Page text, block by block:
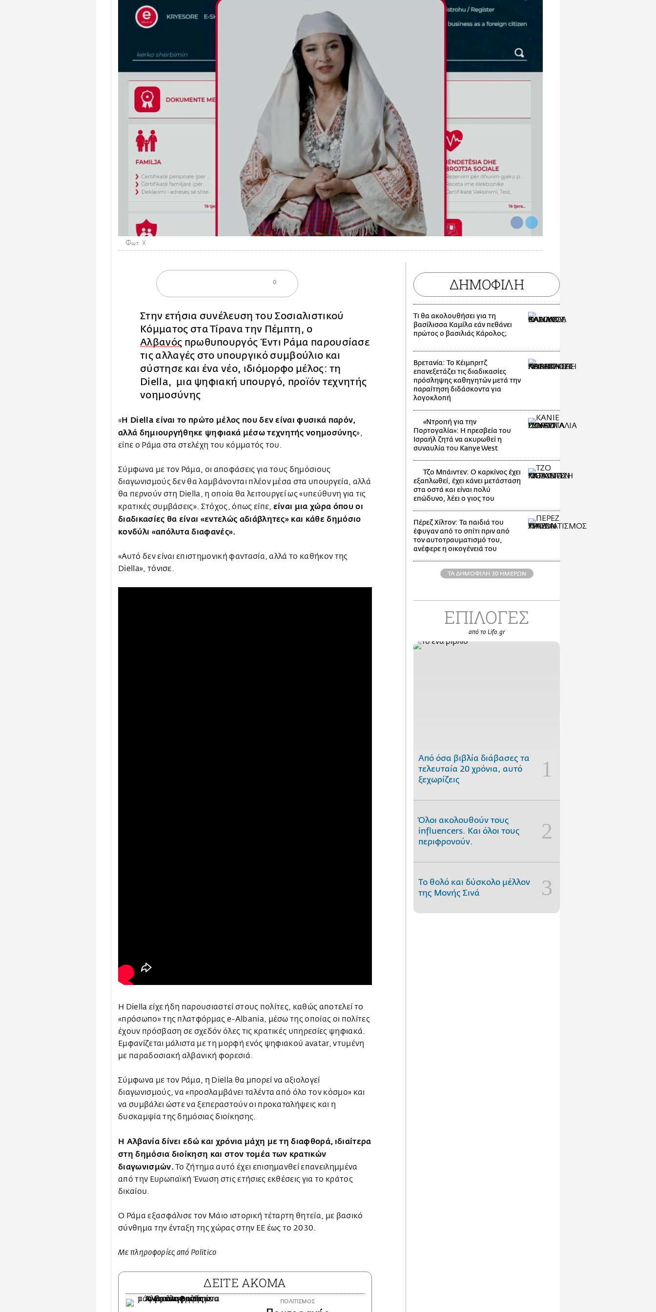
Φωτ: Χ
0
Στην ετήσια συνέλευση του Σοσιαλιστικού
Κόμματος στα Τίρανα την Πέμπτη, ο
Αλβανός πρωθυπουργός Έντι Ράμα παρουσίασε
τις αλλαγές στο υπουργικό συμβούλιο και
σύστησε και ένα νέο, ιδιόμορφο μέλος: τη
Diella, μια ψηφιακή υπουργό, προϊόν τεχνητής
νοημοσύνης
«Η Diella είναι το πρώτο μέλος που δεν είναι φυσικά παρόν,
αλλά δημιουργήθηκε ψηφιακά μέσω τεχνητής νοημοσύνης»,
είπε ο Ράμα στα στελέχη του κόμματός του.
Σύμφωνα με τον Ράμα, οι αποφάσεις για τους δημόσιους
διαγωνισμούς δεν θα λαμβάνονται πλέον μέσα στα υπουργεία, αλλά
θα περνούν στη Diella, η οποία θα λειτουργεί ως «υπεύθυνη για τις
κρατικές συμβάσεις». Στόχος, όπως είπε, είναι μια χώρα όπου οι
διαδικασίες θα είναι «εντελώς αδιάβλητες» και κάθε δημόσιο
κονδύλι «απόλυτα διαφανές».
«Αυτό δεν είναι επιστημονική φαντασία, αλλά το καθήκον της
Diella», τόνισε.
Η Diella είχε ήδη παρουσιαστεί στους πολίτες, καθώς αποτελεί το
«πρόσωπο» της πλατφόρμας e-Albania, μέσω της οποίας οι πολίτες
έχουν πρόσβαση σε σχεδόν όλες τις κρατικές υπηρεσίες ψηφιακά.
Εμφανίζεται μάλιστα με τη μορφή ενός ψηφιακού avatar, ντυμένη
με παραδοσιακή αλβανική φορεσιά.
Σύμφωνα με τον Ράμα, η Diella θα μπορεί να αξιολογεί
διαγωνισμούς, να «προσλαμβάνει ταλέντα από όλο τον κόσμο» και
να συμβάλει ώστε να ξεπεραστούν οι προκαταλήψεις και η
δυσκαμψία της δημόσιας διοίκησης.
Η Αλβανία δίνει εδώ και χρόνια μάχη με τη διαφθορά, ιδιαίτερα
στη δημόσια διοίκηση και στον τομέα των κρατικών
διαγωνισμών. Το ζήτημα αυτό έχει επισημανθεί επανειλημμένα
από την Ευρωπαϊκή Ένωση στις ετήσιες εκθέσεις για το κράτος
δικαίου.
Ο Ράμα εξασφάλισε τον Μάιο ιστορική τέταρτη θητεία, με βασικό
σύνθημα την ένταξη της χώρας στην ΕΕ έως το 2030.
Με πληροφορίες από Politico
ΔΕΙΤΕ ΑΚΟΜΑ
ΠΟΛΙΤΙΣΜΟΣ
ΔΗΜΟΦΙΛΗ
Τι θα ακολουθήσει για τη
βασίλισσα Καμίλα εάν πεθάνει
πρώτος ο βασιλιάς Κάρολος;
Βρετανία: Το Κέιμπριτζ
επανεξετάζει τις διαδικασίες
πρόσληψης καθηγητών μετά την
παραίτηση διδάσκοντα για
λογοκλοπή
«Ντροπή για την
Πορτογαλία»: Η πρεσβεία του
Ισραήλ ζητά να ακυρωθεί η
συναυλία του Kanye West
Τζο Μπάιντεν: Ο καρκίνος έχει
εξαπλωθεί, έχει κάνει μετάσταση
στα οστά και είναι πολύ
επώδυνο, λέει ο γιος του
Πέρεζ Χίλτον: Τα παιδιά του
έφυγαν από το σπίτι πριν από
τον αυτοτραυματισμό του,
ανέφερε η οικογένειά του
ΤΑ ΔΗΜΟΦΙΛΗ 30 ΗΜΕΡΩΝ
ΕΠΙΛΟΓΕΣ
από το Lifo.gr
Από όσα βιβλία διάβασες τα
τελευταία 20 χρόνια, αυτό
ξεχωρίζεις
Όλοι ακολουθούν τους
influencers. Και όλοι τους
περιφρονούν.
Το θολό και δύσκολο μέλλον
της Μονής Σινά